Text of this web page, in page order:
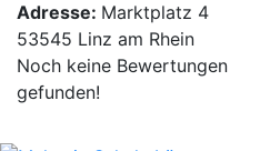
Adresse: Marktplatz 4
53545 Linz am Rhein
Noch keine Bewertungen
gefunden!